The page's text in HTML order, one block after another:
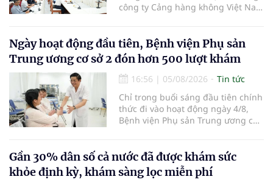
công ty Cảng hàng không Việt Nam
tác giữa tỉnh Lâm Đồng và ACV
trong việc phục hồi hoạt động
hàng không, thúc đẩy mở mới các
đường bay nội địa và quốc tế.
Ngày hoạt động đầu tiên, Bệnh viện Phụ sản
Trung ương cơ sở 2 đón hơn 500 lượt khám
16:56 | 05/08/2026
Tin tức
Chỉ trong buổi sáng đầu tiên chính
thức đi vào hoạt động ngày 4/8,
Bệnh viện Phụ sản Trung ương cơ
em bé đầu tiên chào đời.
Gần 30% dân số cả nước đã được khám sức
khỏe định kỳ, khám sàng lọc miễn phí